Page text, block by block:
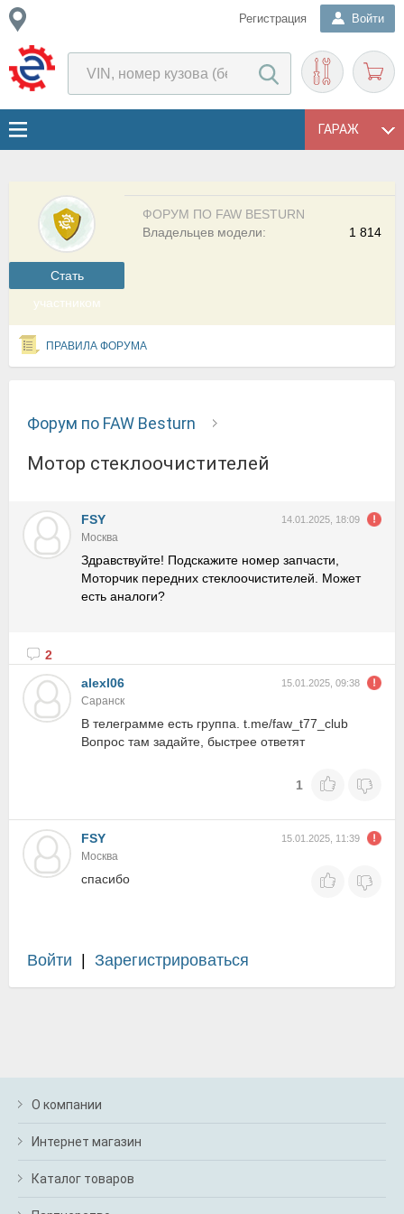
Регистрация Войти
ГАРАЖ
Cтать
участником
ФОРУМ ПО FAW BESTURN
1 814
Владельцев модели:
ПРАВИЛА ФОРУМА
Форум по FAW Besturn
Мотор стеклоочистителей
FSY 14.01.2025, 18:09
Москва
Здравствуйте! Подскажите номер запчасти,
Моторчик передних стеклоочистителей. Может
есть аналоги?
2
alexl06
15.01.2025, 09:38
Саранск
В телеграмме есть группа. t.me/faw_t77_club
Вопрос там задайте, быстрее ответят
1
FSY 15.01.2025, 11:39
Москва
спасибо
Войти Зарегистрироваться
О компании
Интернет магазин
Каталог товаров